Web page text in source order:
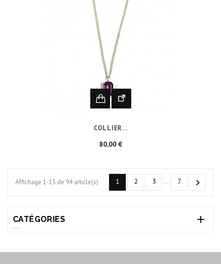
COLLIER...
80,00 €Prix
Affichage 1-15 de 94 article(s) 1 2 3 … 7 
CATÉGORIES 